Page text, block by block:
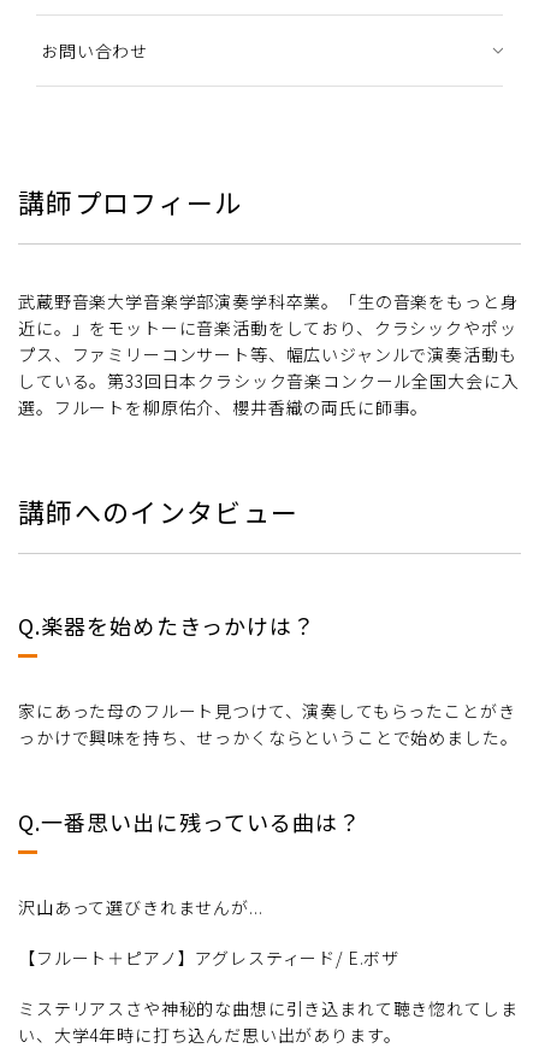
お問い合わせ
講師プロフィール
武蔵野音楽大学音楽学部演奏学科卒業。「生の音楽をもっと身
近に。」をモットーに音楽活動をしており、クラシックやポッ
プス、ファミリーコンサート等、幅広いジャンルで演奏活動も
している。第33回日本クラシック音楽コンクール全国大会に入
選。フルートを柳原佑介、櫻井香織の両氏に師事。
講師へのインタビュー
Q.楽器を始めたきっかけは？
家にあった母のフルート見つけて、演奏してもらったことがき
っかけで興味を持ち、せっかくならということで始めました。
Q.一番思い出に残っている曲は？
沢山あって選びきれませんが...
【フルート＋ピアノ】アグレスティード/ E.ボザ
ミステリアスさや神秘的な曲想に引き込まれて聴き惚れてしま
い、大学4年時に打ち込んだ思い出があります。